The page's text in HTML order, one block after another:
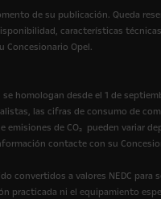
de su publicación. Queda
características
Concesionario Opel.
homologan desde el 1 de
las cifras de consumo de
de CO₂ pueden variar
contacte con su
convertidos a valores NEDC para
practicada ni el equipamiento